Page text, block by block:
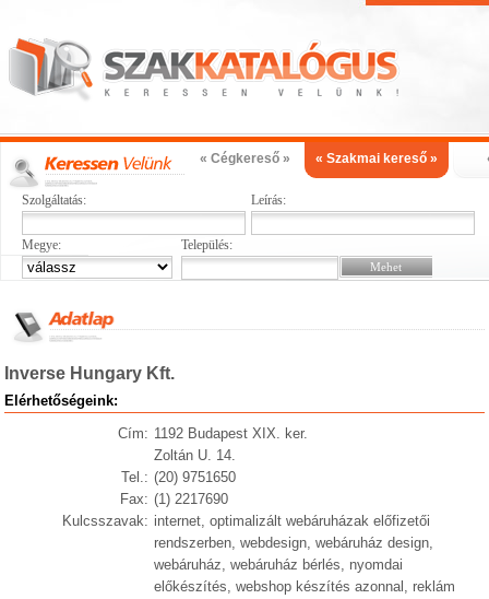
« Cégkereső » « Szakmai kereső »
Szolgáltatás: Leírás:
Megye: Település:
Inverse Hungary Kft.
Elérhetőségeink:
Cím: 1192 Budapest XIX. ker.
Zoltán U. 14.
Tel.: (20) 9751650
Fax: (1) 2217690
Kulcsszavak: internet, optimalizált webáruházak előfizetői
rendszerben, webdesign, webáruház design,
webáruház, webáruház bérlés, nyomdai
előkészítés, webshop készítés azonnal, reklám